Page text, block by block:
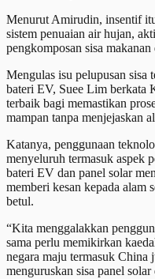
Menurut Amirudin, insentif
sistem penuaian air hujan,
pengkomposan sisa
Mengulas isu pelupusan sisa
bateri EV, Suee Lim berkata
terbaik bagi memastikan
mampan tanpa menjejaskan
Katanya, penggunaan
menyeluruh termasuk aspek
bateri EV dan panel solar
memberi kesan kepada alam
betul.
“Kita menggalakkan
sama perlu memikirkan
negara maju termasuk China
menguruskan sisa panel solar